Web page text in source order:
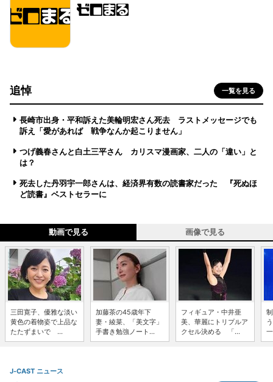
追悼 一覧を見る
長崎市出身・平和訴えた美輪明宏さん死去 ラストメッセージでも
訴え「愛があれば 戦争なんか起こりません」
つげ義春さんと白土三平さん カリスマ漫画家、二人の「違い」と
は？
死去した丹羽宇一郎さんは、経済界有数の読書家だった 『死ぬほ
ど読書』ベストセラーに
動画で見る 画像で見る
三田寛子、優雅な淡い
黄色の着物姿で上品な
たたずまいで ...
加藤茶の45歳年下
妻・綾菜、「美文字」
手書き勉強ノート...
フィギュア・中井亜
美、華麗にトリプルア
クセル決める 「...
J-CAST ニュース